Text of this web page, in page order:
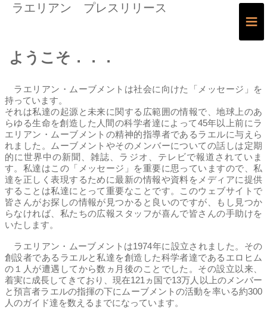
ラエリアン プレスリリース
≡
ようこそ．．．
ラエリアン・ムーブメントは社会に向けた「メッセージ」を
持っています。
それは私達の起源と未来に関する広範囲の情報で、地球上のあ
らゆる生命を創造した人間の科学者達によって45年以上前にラ
エリアン・ムーブメントの精神的指導者であるラエルに与えら
れました。ムーブメントやそのメンバーについての話しは定期
的に世界中の新聞、雑誌、ラジオ、テレビで報道されていま
す。私達はこの「メッセージ」を重要に思っていますので、私
達を正しく表現するために最新の情報や資料をメディアに提供
することは私達にとって重要なことです。このウェブサイトで
皆さんがお探しの情報が見つかると良いのですが、もし見つか
らなければ、私たちの広報スタッフが喜んで皆さんの手助けを
いたします。
ラエリアン・ムーブメントは1974年に設立されました。その
創設者であるラエルと私達を創造した科学者達であるエロヒム
の１人が遭遇してから数ヵ月後のことでした。その設立以来、
着実に成長してきており、現在121ヵ国で13万人以上のメンバー
と預言者ラエルの指揮の下にムーブメントの活動を率いる約300
人のガイド達を数えるまでになっています。